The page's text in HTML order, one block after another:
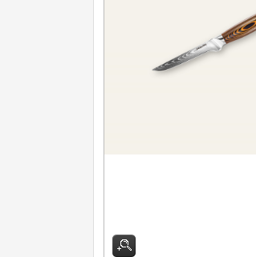
41
Steakové nože
Príslušenstvo